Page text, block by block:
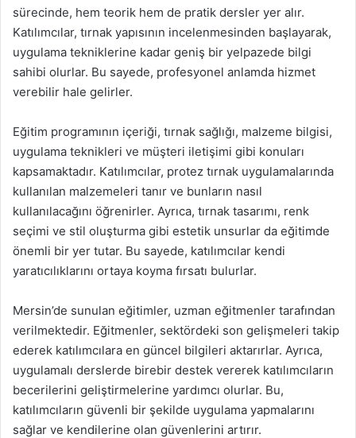
sürecinde, hem teorik hem de pratik dersler yer alır.
Katılımcılar, tırnak yapısının incelenmesinden başlayarak,
uygulama tekniklerine kadar geniş bir yelpazede bilgi
sahibi olurlar. Bu sayede, profesyonel anlamda hizmet
verebilir hale gelirler.
Eğitim programının içeriği, tırnak sağlığı, malzeme bilgisi,
uygulama teknikleri ve müşteri iletişimi gibi konuları
kapsamaktadır. Katılımcılar, protez tırnak uygulamalarında
kullanılan malzemeleri tanır ve bunların nasıl
kullanılacağını öğrenirler. Ayrıca, tırnak tasarımı, renk
seçimi ve stil oluşturma gibi estetik unsurlar da eğitimde
önemli bir yer tutar. Bu sayede, katılımcılar kendi
yaratıcılıklarını ortaya koyma fırsatı bulurlar.
Mersin’de sunulan eğitimler, uzman eğitmenler tarafından
verilmektedir. Eğitmenler, sektördeki son gelişmeleri takip
ederek katılımcılara en güncel bilgileri aktarırlar. Ayrıca,
uygulamalı derslerde birebir destek vererek katılımcıların
becerilerini geliştirmelerine yardımcı olurlar. Bu,
katılımcıların güvenli bir şekilde uygulama yapmalarını
sağlar ve kendilerine olan güvenlerini artırır.